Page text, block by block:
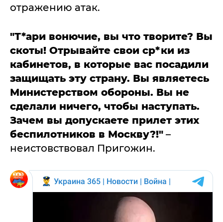
отражению атак.
"Т*ари вонючие, вы что творите? Вы
скоты! Отрывайте свои ср*ки из
кабинетов, в которые вас посадили
защищать эту страну. Вы являетесь
Министерством обороны. Вы не
сделали ничего, чтобы наступать.
Зачем вы допускаете прилет этих
беспилотников в Москву?!" –
неистовствовал Пригожин.